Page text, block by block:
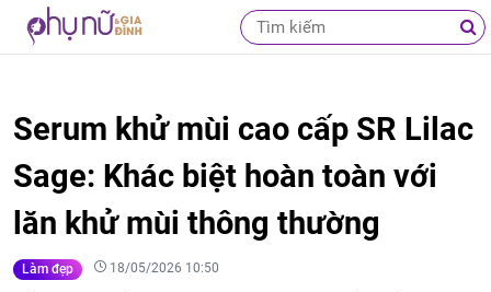
Serum khử mùi cao cấp SR Lilac
Sage: Khác biệt hoàn toàn với
lăn khử mùi thông thường
Làm đẹp 18/05/2026 10:50